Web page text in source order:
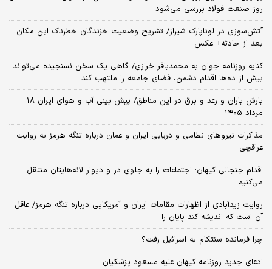
روز صنعت فولاد بررسی می‌شود
آتش‌سوزی در لوناپارک شیراز/ تشریح وضعیت خزندگان خطرناک این مکان
بعد از حادثه+ عکس
کنایه روزنامه جوان به محمدباقر خرازی/ گاهی یک سخن نسنجیده می‌تواند
بیش از ده‌ها اقدام دشمن، فضای جامعه را ملتهب کند
بارش باران و رعد و برق در این مناطق/ پیش بینی آب و هوای ایران ۱۸
مرداد ۱۴۰۵
مذاکرات نیروهای نظامی و دریایی ایران و عمان درباره تنگه هرمز به روایت
عراقچی
اقدام جنجالی کیهان: اجتماعات را به جلوی در و دیوار لانه‌هایتان منتقل
می‌کنیم
روایت زیدآبادی از اظهارات مقامات ایران و آمریکایی درباره تنگه هرمز/ عاقل
آن است که اندیشه کند پایان را
چرا فرمانده سنتکام به اسرائیل رفت؟
ادعای جدید روزنامه کیهان علیه مسعود پزشکیان